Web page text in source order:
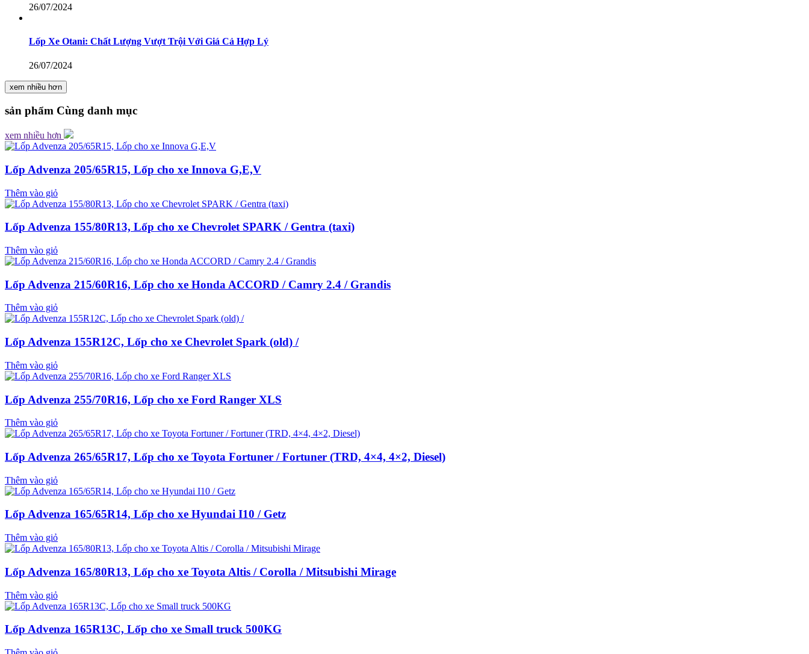
26/07/2024
Lốp Xe Otani: Chất Lượng Vượt Trội Với Giá Cả Hợp Lý
26/07/2024
xem nhiều hơn
sản phẩm Cùng danh mục
xem nhiều hơn
Lốp Advenza 205/65R15, Lốp cho xe Innova G,E,V
Thêm vào giỏ
Lốp Advenza 155/80R13, Lốp cho xe Chevrolet SPARK / Gentra (taxi)
Thêm vào giỏ
Lốp Advenza 215/60R16, Lốp cho xe Honda ACCORD / Camry 2.4 / Grandis
Thêm vào giỏ
Lốp Advenza 155R12C, Lốp cho xe Chevrolet Spark (old) /
Thêm vào giỏ
Lốp Advenza 255/70R16, Lốp cho xe Ford Ranger XLS
Thêm vào giỏ
Lốp Advenza 265/65R17, Lốp cho xe Toyota Fortuner / Fortuner (TRD, 4×4, 4×2, Diesel)
Thêm vào giỏ
Lốp Advenza 165/65R14, Lốp cho xe Hyundai I10 / Getz
Thêm vào giỏ
Lốp Advenza 165/80R13, Lốp cho xe Toyota Altis / Corolla / Mitsubishi Mirage
Thêm vào giỏ
Lốp Advenza 165R13C, Lốp cho xe Small truck 500KG